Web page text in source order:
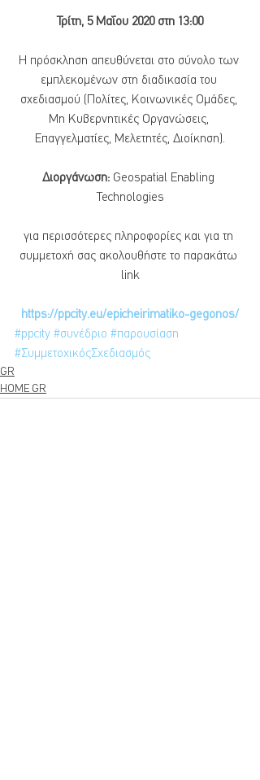
Τρίτη, 5 Μαΐου 2020 στη 13:00
Η πρόσκληση απευθύνεται στο σύνολο των
εμπλεκομένων στη διαδικασία του
σχεδιασμού (Πολίτες, Κοινωνικές Ομάδες,
Μη Κυβερνητικές Οργανώσεις,
Επαγγελματίες, Μελετητές, Διοίκηση).
Διοργάνωση: Geospatial Enabling
Technologies
για περισσότερες πληροφορίες και για τη
συμμετοχή σας ακολουθήστε το παρακάτω
link
https://ppcity.eu/epicheirimatiko-gegonos/
#ppcity #συνέδριο #παρουσίαση
#ΣυμμετοχικόςΣχεδιασμός
GR
HOME GR